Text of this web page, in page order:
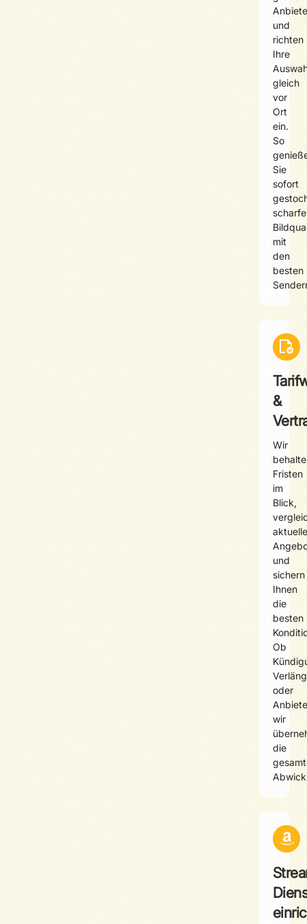
und
richten
Ihre
gleich
vor
Ort
ein.
So
Sie
sofort
scharfe
mit
den
besten
&
Wir
Fristen
im
Blick,
aktuelle
und
sichern
Ihnen
die
besten
Ob
oder
wir
die